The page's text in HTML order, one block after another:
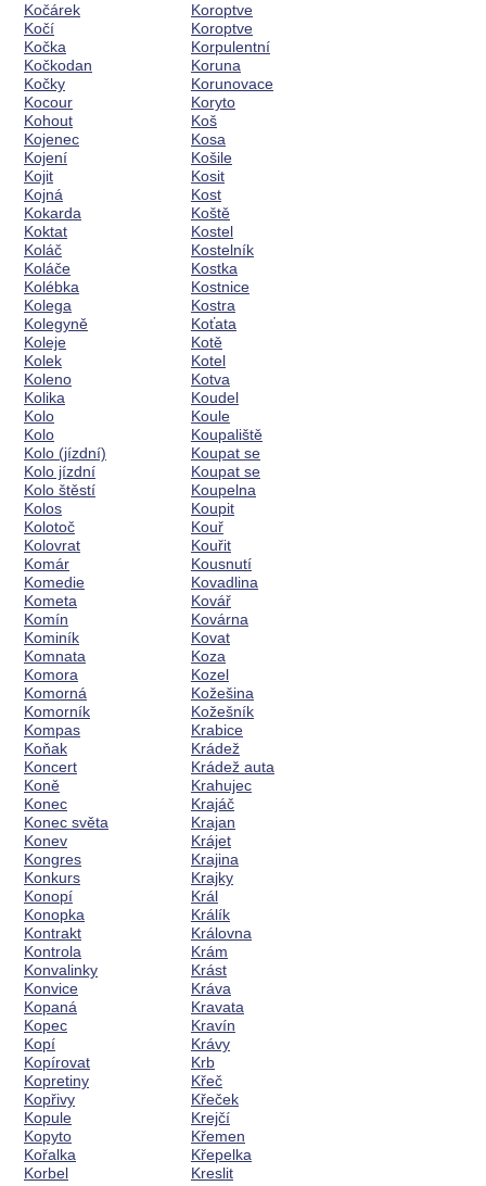
Kočárek
Kočí
Kočka
Kočkodan
Kočky
Kocour
Kohout
Kojenec
Kojení
Kojit
Kojná
Kokarda
Koktat
Koláč
Koláče
Kolébka
Kolega
Kolegyně
Koleje
Kolek
Koleno
Kolika
Kolo
Kolo
Kolo (jízdní)
Kolo jízdní
Kolo štěstí
Kolos
Kolotoč
Kolovrat
Komár
Komedie
Kometa
Komín
Kominík
Komnata
Komora
Komorná
Komorník
Kompas
Koňak
Koncert
Koně
Konec
Konec světa
Konev
Kongres
Konkurs
Konopí
Konopka
Kontrakt
Kontrola
Konvalinky
Konvice
Kopaná
Kopec
Kopí
Kopírovat
Kopretiny
Kopřivy
Kopule
Kopyto
Kořalka
Korbel
Koroptve
Koroptve
Korpulentní
Koruna
Korunovace
Koryto
Koš
Kosa
Košile
Kosit
Kost
Koště
Kostel
Kostelník
Kostka
Kostnice
Kostra
Koťata
Kotě
Kotel
Kotva
Koudel
Koule
Koupaliště
Koupat se
Koupat se
Koupelna
Koupit
Kouř
Kouřit
Kousnutí
Kovadlina
Kovář
Kovárna
Kovat
Koza
Kozel
Kožešina
Kožešník
Krabice
Krádež
Krádež auta
Krahujec
Krajáč
Krajan
Krájet
Krajina
Krajky
Král
Králík
Královna
Krám
Krást
Kráva
Kravata
Kravín
Krávy
Krb
Křeč
Křeček
Krejčí
Křemen
Křepelka
Kreslit